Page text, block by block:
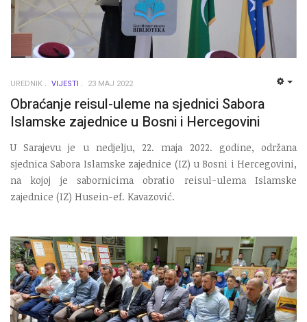
UREDNIK VIJESTI 23 MAJ 2022
Obraćanje reisul-uleme na sjednici Sabora
Islamske zajednice u Bosni i Hercegovini
U Sarajevu je u nedjelju, 22. maja 2022. godine, održana
sjednica Sabora Islamske zajednice (IZ) u Bosni i Hercegovini,
na kojoj je sabornicima obratio reisul-ulema Islamske
zajednice (IZ) Husein-ef. Kavazović.